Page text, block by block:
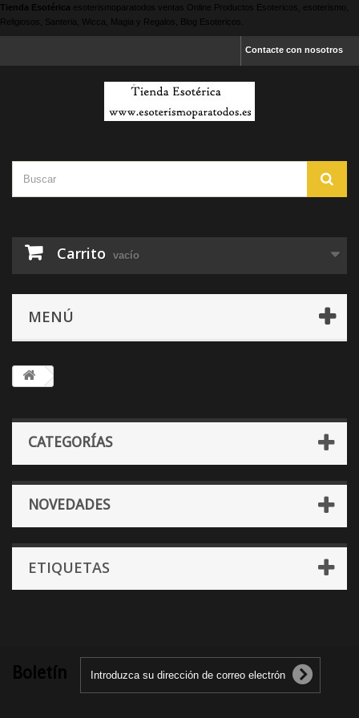
Tienda Esotérica esoterismoparatodos ventas Online Productos Esotericos, esoterismo,
Religiosos, Santeria, Wicca, Magia y Regalos, Blog Esotericos.
Contacte con nosotros
Carrito vacío
MENÚ
CATEGORÍAS
NOVEDADES
ETIQUETAS
Boletín